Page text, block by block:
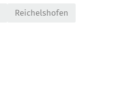
Reichelshofen